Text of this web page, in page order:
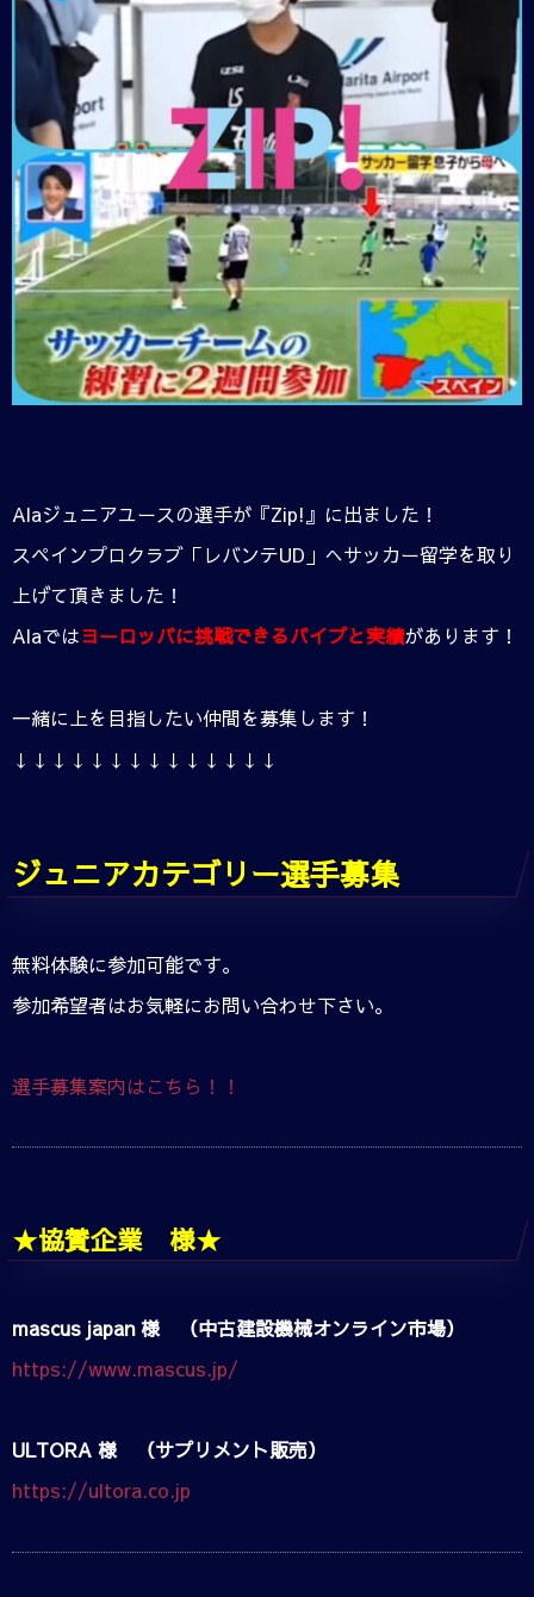
Alaジュニアユースの選手が『Zip!』に出ました！
スペインプロクラブ「レバンテUD」へサッカー留学を取り
上げて頂きました！
Alaではヨーロッパに挑戦できるパイプと実績があります！
一緒に上を目指したい仲間を募集します！
↓↓↓↓↓↓↓↓↓↓↓↓↓↓
ジュニアカテゴリー選手募集
無料体験に参加可能です。
参加希望者はお気軽にお問い合わせ下さい。
選手募集案内はこちら！！
★協賛企業 様★
mascus japan 様 （中古建設機械オンライン市場）
https://www.mascus.jp/
ULTORA 様 （サプリメント販売）
https://ultora.co.jp